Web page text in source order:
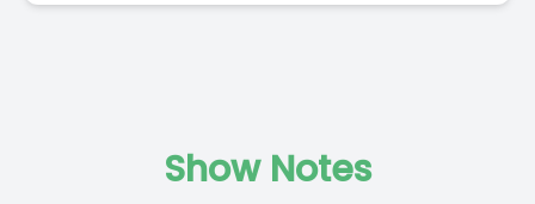
Show Notes